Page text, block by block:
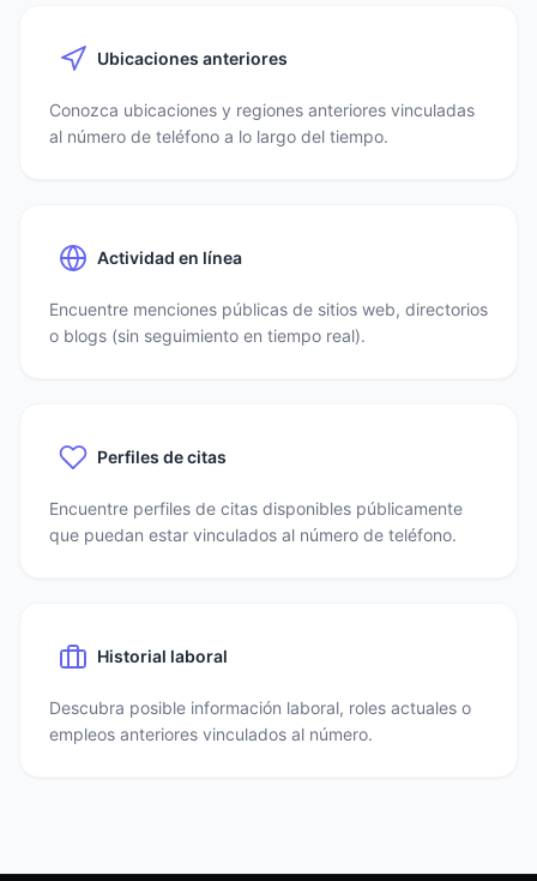
Ubicaciones anteriores
Conozca ubicaciones y regiones anteriores vinculadas
al número de teléfono a lo largo del tiempo.
Actividad en línea
Encuentre menciones públicas de sitios web, directorios
o blogs (sin seguimiento en tiempo real).
Perfiles de citas
Encuentre perfiles de citas disponibles públicamente
que puedan estar vinculados al número de teléfono.
Historial laboral
Descubra posible información laboral, roles actuales o
empleos anteriores vinculados al número.